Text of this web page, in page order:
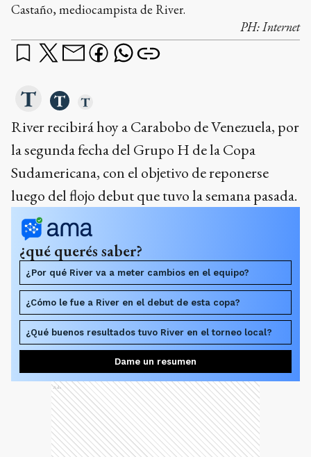
Castaño, mediocampista de River.
PH:Internet
River recibirá hoy a Carabobo de Venezuela, por
la segunda fecha del Grupo H de la Copa
Sudamericana, con el objetivo de reponerse
luego del flojo debut que tuvo la semana pasada.
¿qué querés saber?
¿Por qué River va a meter cambios en el equipo?
¿Cómo le fue a River en el debut de esta copa?
¿Qué buenos resultados tuvo River en el torneo local?
Dame un resumen
Ads